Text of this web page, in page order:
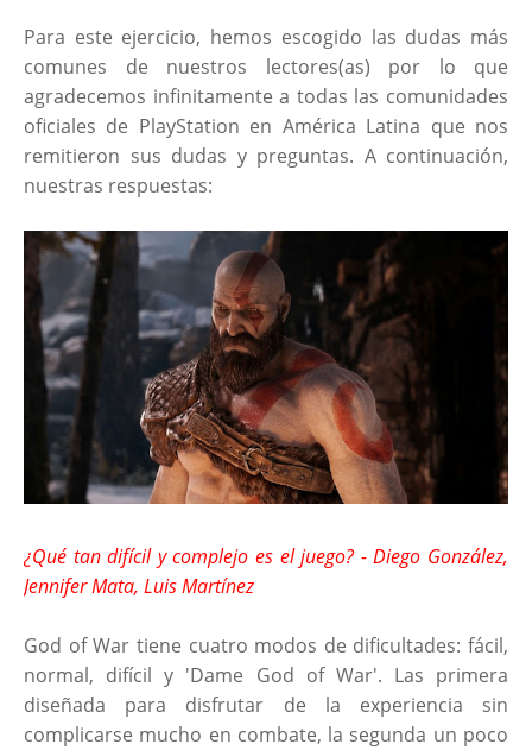
Para este ejercicio, hemos escogido las dudas más
comunes de nuestros lectores(as) por lo que
agradecemos infinitamente a todas las comunidades
oficiales de PlayStation en América Latina que nos
remitieron sus dudas y preguntas. A continuación,
nuestras respuestas:
¿Qué tan difícil y complejo es el juego? - Diego González,
Jennifer Mata, Luis Martínez
God of War tiene cuatro modos de dificultades: fácil,
normal, difícil y 'Dame God of War'. Las primera
diseñada para disfrutar de la experiencia sin
complicarse mucho en combate, la segunda un poco